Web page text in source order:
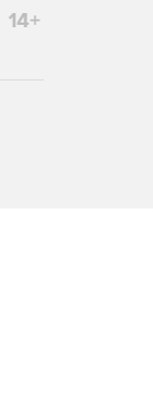
14+